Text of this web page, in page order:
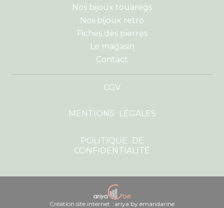
Nos bijoux touaregs
Nos bijoux retro
Fiches des pierres
Le magasin
Contact
CGV
MENTIONS LÉGALES
POLITIQUE DE
CONFIDENTIALITÉ
Création site internet : ariya by emandarine